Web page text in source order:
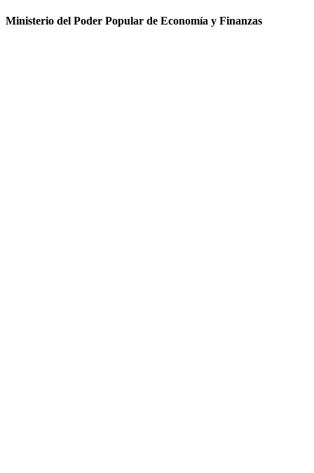
Ministerio del Poder Popular de Economía y Finanzas